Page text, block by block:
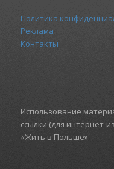
Политика
Реклама
Контакты
Использование
ссылки (для интернет-
«Жить в Польше»